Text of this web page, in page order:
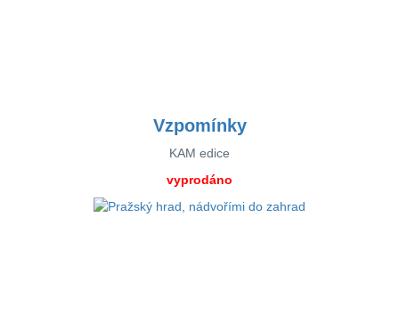
Vzpomínky
KAM edice
vyprodáno